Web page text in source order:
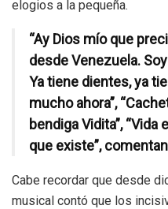
elogios a la pequeña.
“Ay Dios mío que
desde Venezuela.
Ya tiene dientes, ya
mucho ahora”,
bendiga Vidita”,
que existe”,
Cabe recordar que desde
musical contó que los